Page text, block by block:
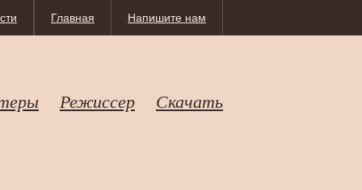
Напишите нам
Главная
Режиссер Скачать